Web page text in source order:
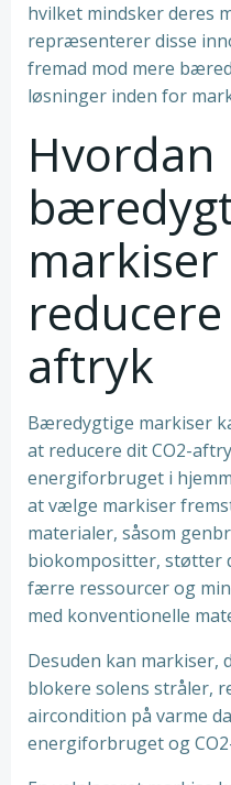
hvilket mindsker deres
repræsenterer disse
fremad mod mere
løsninger inden for
Hvordan
markiser
aftryk
Bæredygtige markiser
at reducere dit CO2-
energiforbruget i
at vælge markiser
materialer, såsom
biokompositter, støtter
færre ressourcer og
med konventionelle
Desuden kan markiser,
blokere solens stråler,
aircondition på varme
energiforbruget og